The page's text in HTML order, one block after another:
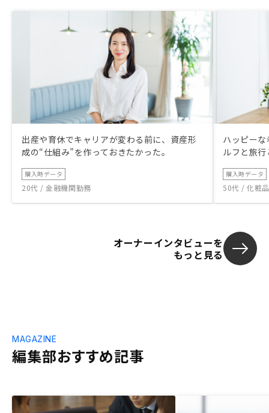
出産や育休でキャリアが変わる前に、資産形
成の“仕組み”を作っておきたかった。
購入時データ
20代 / 金融機関勤務
ハッピー
ルフと旅
購入時データ
50代 / 化粧
オーナーインタビューを
もっと見る
編集部おすすめ記事
MAGAZINE